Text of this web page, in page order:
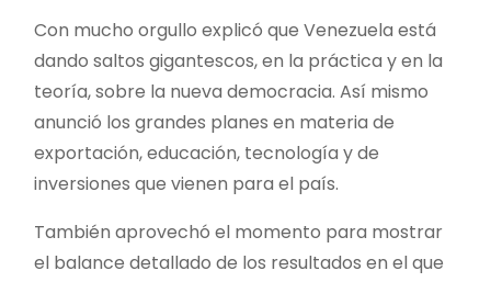
Con mucho orgullo explicó que Venezuela está
dando saltos gigantescos, en la práctica y en la
teoría, sobre la nueva democracia. Así mismo
anunció los grandes planes en materia de
exportación, educación, tecnología y de
inversiones que vienen para el país.
También aprovechó el momento para mostrar
el balance detallado de los resultados en el que